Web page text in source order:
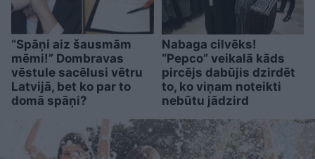
“Spāņi aiz šausmām
mēmi!” Dombravas
vēstule sacēlusi vētru
Latvijā, bet ko par to
domā spāņi?
Nabaga cilvēks!
“Pepco” veikalā kāds
pircējs dabūjis dzirdēt
to, ko viņam noteikti
nebūtu jādzird